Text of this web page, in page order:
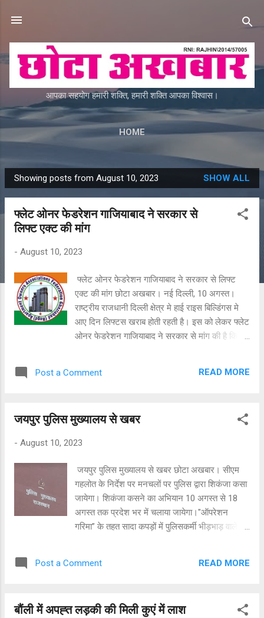
आपका सहयोग हमारी शक्ति, हमारी शक्ति आपका विश्वास।
HOME
P
o
Showing posts from August 10, 2023 SHOW ALL
फ्लेट ओनर फेडरेशन गाजियाबाद ने सरकार से
लिफ्ट एक्ट की मांग
- August 10, 2023
फ्लेट ओनर फेडरेशन गाजियाबाद ने सरकार से लिफ्ट
एक्ट की मांग छोटा अखबार। नई दिल्ली, 10 अगस्त।
राष्ट्रीय राजधानी दिल्ली क्षेत्र मे हाई राइस बिल्डिंगस मे
आए दिन लिफ्टस खराब होती रहती है। इस को लेकर फ्लेट
ओनर फेडरेशन गाजियाबाद ने सरकार से मांग की है कि
लिफ्ट के रख रखाव के लिए लिफ्ट लगाने वाली एजेंसी को
2016 मे एक ड्राफ्ट लिफ्ट एक्ट शासन को इस आशय के
ड्राफ्ट लिफ्ट एक्ट स्वीकार करें। उन्होने कहा कि सभी
लिफ्टस मे ऑटोमेटिक रेश्क्यू डिवाइस, टू-वे स्पीकर
सिस्टम, स्पीड सैन्सिंग गवर्नर के साथ सेफ्टी ब्रेक्स, ऐसे
इण्टरलॉक जो एलीवेटर को तब तक लैण्डिंग से न चलने दें
जब तक लिफ्ट के दरवाजे पूरी तरह बन्द न हों जायें, स्पीड
गवर्नर करने वाले सेंसर और ब्रेक्स लगने चाहिए ।
Post a Comment READ MORE
जयपुर पुलिस मुख्यालय से खबर
- August 10, 2023
जयपुर पुलिस मुख्यालय से खबर छोटा अखबार। सीएम
गहलोत के निर्देश पर मनचलों पर पुलिस द्वारा शिकंजा कसा
जायेगा। शिकंजा कसने का अभियान 10 अगस्त से 18
अगस्त तक प्रदेश भर में चलाया जायेगा।"ऑपरेशन
गरिमा” के तहत सादा कपड़ों में पुलिसकर्मी भीड़भाड़ वाले
कोचिंग सेंटर पर व्यापक प्रचार करेगी और गरिमा
यूनिट व थाना पुलिस सहयोग करेगी। यह जानकारी ADG
Post a Comment READ MORE
बौंली में अपह्त लड़की की मिली कुएं में लाश